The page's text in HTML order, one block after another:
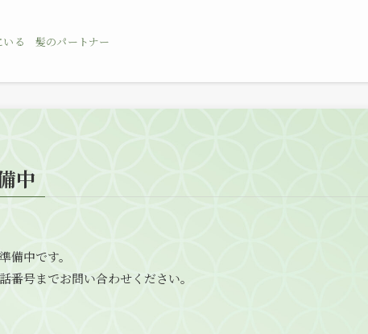
いる 髪のパートナー
中
備中です。
番号までお問い合わせください。